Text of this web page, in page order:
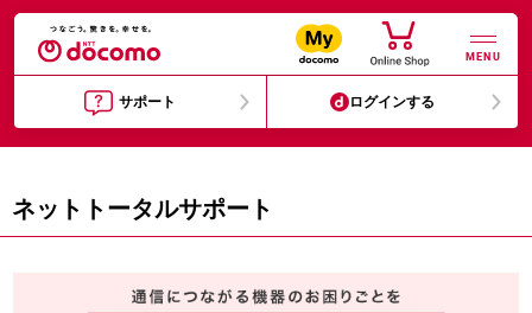
MENU
サポート ログインする
ネットトータルサポート